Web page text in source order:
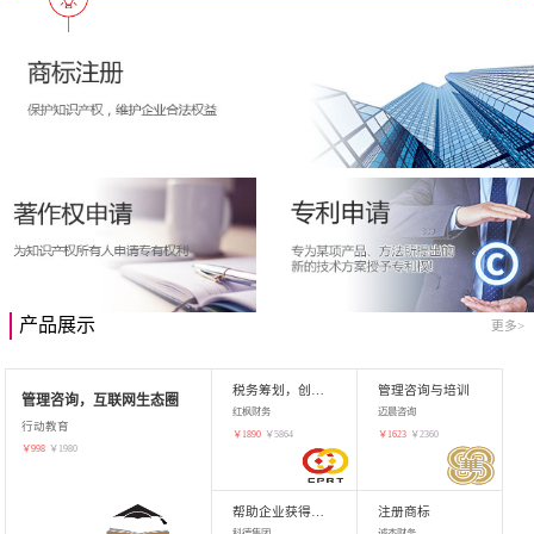
产品展示 更多>
管理咨询，互联网生态圈
行动教育
￥998 ￥ 1980
红枫财务
￥ 1890 ￥5864
管理咨询与培训
迈晨咨询
￥ 1623 ￥2360
注册商标